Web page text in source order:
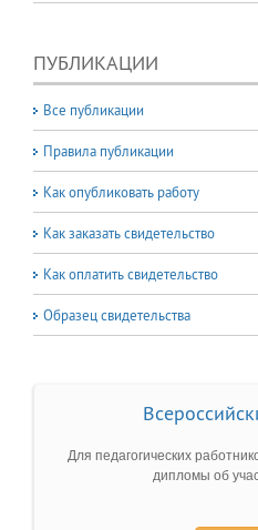
ПУБЛИКАЦИИ
Все публикации
Правила публикации
Как опубликовать работу
Как заказать свидетельство
Как оплатить свидетельство
Образец свидетельства
Для педагогических
дипломы об